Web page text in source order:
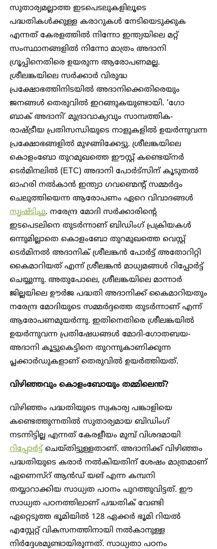
സുതാര്യമല്ലാത്ത ഇടപെടലുകളിലൂടെ
പദ്ധതികൾക്കുള്ള കരാറുകൾ നേടിയെടുക്കുക
എന്നത് കേരളത്തിൽ നിന്നോ ഇന്ത്യയിലെ മറ്റ്
സംസ്ഥാനങ്ങളിൽ നിന്നോ മാത്രം അദാനി ​
ഗ്രൂപ്പിനെതിരെ ഉയരുന്ന ആരോപണമല്ല.
ശ്രീലങ്കയിലെ സർക്കാർ വിരുദ്ധ
പ്രക്ഷോഭത്തിനിടയിൽ അദാനിക്കെതിരെയും
ജനങ്ങൾ തെരുവിൽ ഇറങ്ങുകയുണ്ടായി. ‘ഗോ
ബാക് അദാനി’ മുദ്രാവാക്യവും സാമ്പത്തിക-
രാഷ്ട്രീയ പ്രതിസന്ധിയുടെ നാളുകളിൽ ഉയർന്നുവന്ന
പ്രക്ഷോഭങ്ങളിൽ മുഴങ്ങിക്കേട്ടു. ശ്രീലങ്കയിലെ
കൊളംബോ തുറമുഖത്തെ ഈസ്റ്റ് കണ്ടെയ്നർ
ടെർമിനലിൽ (ETC) അദാനി പോർട്സിന് കൂടുതൽ
ഓഹരി നൽകാൻ ഇന്ത്യാ ഗവണ്മെന്റ് സമ്മർദ്ദം
ചെലുത്തിയെന്ന ആരോപണം ഏറെ വിവാദങ്ങൾ
സൃഷ്ടിച്ചു. നരേന്ദ്ര മോദി സർക്കാരിന്റെ
ഇടപെടലിനെ തുടർന്നാണ് ബിഡിം​ഗ് പ്രക്രിയകൾ
ഒന്നുമില്ലാതെ കൊളംബോ തുറമുഖത്തെ വെസ്റ്റ്
ടെർമിനൽ അദാനിക് ശ്രീലങ്കൻ പോർട്ട് അതോറിറ്റി
കൈമാറിയത് എന്ന് ശ്രീലങ്കൻ മാധ്യമങ്ങൾ റിപ്പോർട്ട്
ചെയ്യുന്നു. അതുപോലെ, ശ്രീലങ്കയിലെ മാന്നാർ
ജില്ലയിലെ ഊർജ പദ്ധതി അദാനിക്ക് കൈമാറിയതും
നരേന്ദ്ര മോദിയുടെ സമ്മർദ്ദത്തെ തുടർന്നാണ് എന്ന്
ആരോപണമുയർന്നു. ഇതിനെതിരെ ശ്രീലങ്കയിൽ
ഉയർന്നുവന്ന പ്രതിഷേധങ്ങൾ മോദി-ഗോതബയ-
അദാനി കൂട്ടുകെട്ടിനെ തുറന്നുകാണിക്കുന്ന
പ്ലക്കാർഡുകളാണ് തെരുവിൽ ഉയർത്തിയത്.
വിഴിഞ്ഞവും കൊളംബോയും തമ്മിലെന്ത്?
വിഴിഞ്ഞം പദ്ധതിയുടെ സ്വകാര്യ പങ്കാളിയെ
കണ്ടെത്തുന്നതിൽ സുതാര്യമായ ബിഡിം​ഗ്
നടന്നിട്ടില്ല എന്നത് കേരളീയം മുമ്പ് വിശദമായി
റിപ്പോർട്ട്ചെയ്തിട്ടുള്ളതാണ്. അദാനിക്ക് വിഴിഞ്ഞം
പദ്ധതിയുടെ കരാർ നൽകിയതിന് ശേഷം മാത്രമാണ്
ഏണെസ്റ് ആൻഡ് യങ് എന്ന കമ്പനി
തയ്യാറാക്കിയ സാധ്യത പഠനം പുറത്തുവിട്ടത്. ഈ
സാധ്യത പഠനത്തിലാണ് പദ്ധതിക് വേണ്ടി
ഏറ്റെടുത്ത ഭൂമിയിൽ 128 ഏക്കർ ഭൂമി റിയൽ
എസ്റ്റേറ്റ് വികസനത്തിനായി നൽകാനുള്ള
നിർദ്ദേശമുണ്ടായിരുന്നത്. സാധ്യതാ പഠനം